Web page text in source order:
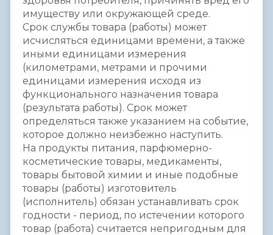
имуществу или окружающей среде.
Срок службы товара (работы) может
исчисляться единицами времени, а также
иными единицами измерения
(километрами, метрами и прочими
единицами измерения исходя из
функционального назначения товара
(результата работы). Срок может
определяться также указанием на событие,
которое должно неизбежно наступить.
На продукты питания, парфюмерно-
косметические товары, медикаменты,
товары бытовой химии и иные подобные
товары (работы) изготовитель
(исполнитель) обязан устанавливать срок
годности - период, по истечении которого
товар (работа) считается непригодным для